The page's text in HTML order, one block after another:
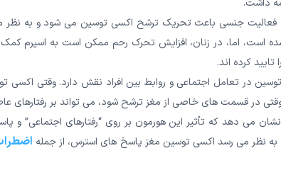
جنسی باعث تحریک ترشح اکسی توسین می شود و به نظر می
اما، در زنان، افزایش تحرک رحم ممکن است به اسپرم
کرده اند.
در تعامل اجتماعی و روابط بین افراد نقش دارد. وقتی اکسی
وقتی در قسمت های خاصی از مغز ترشح شود، می تواند بر رفتارهای
می دهد که تأثیر این هورمون بر روی “رفتارهای اجتماعی” و
نظر می رسد اکسی توسین مغز پاسخ های استرس، از جمله